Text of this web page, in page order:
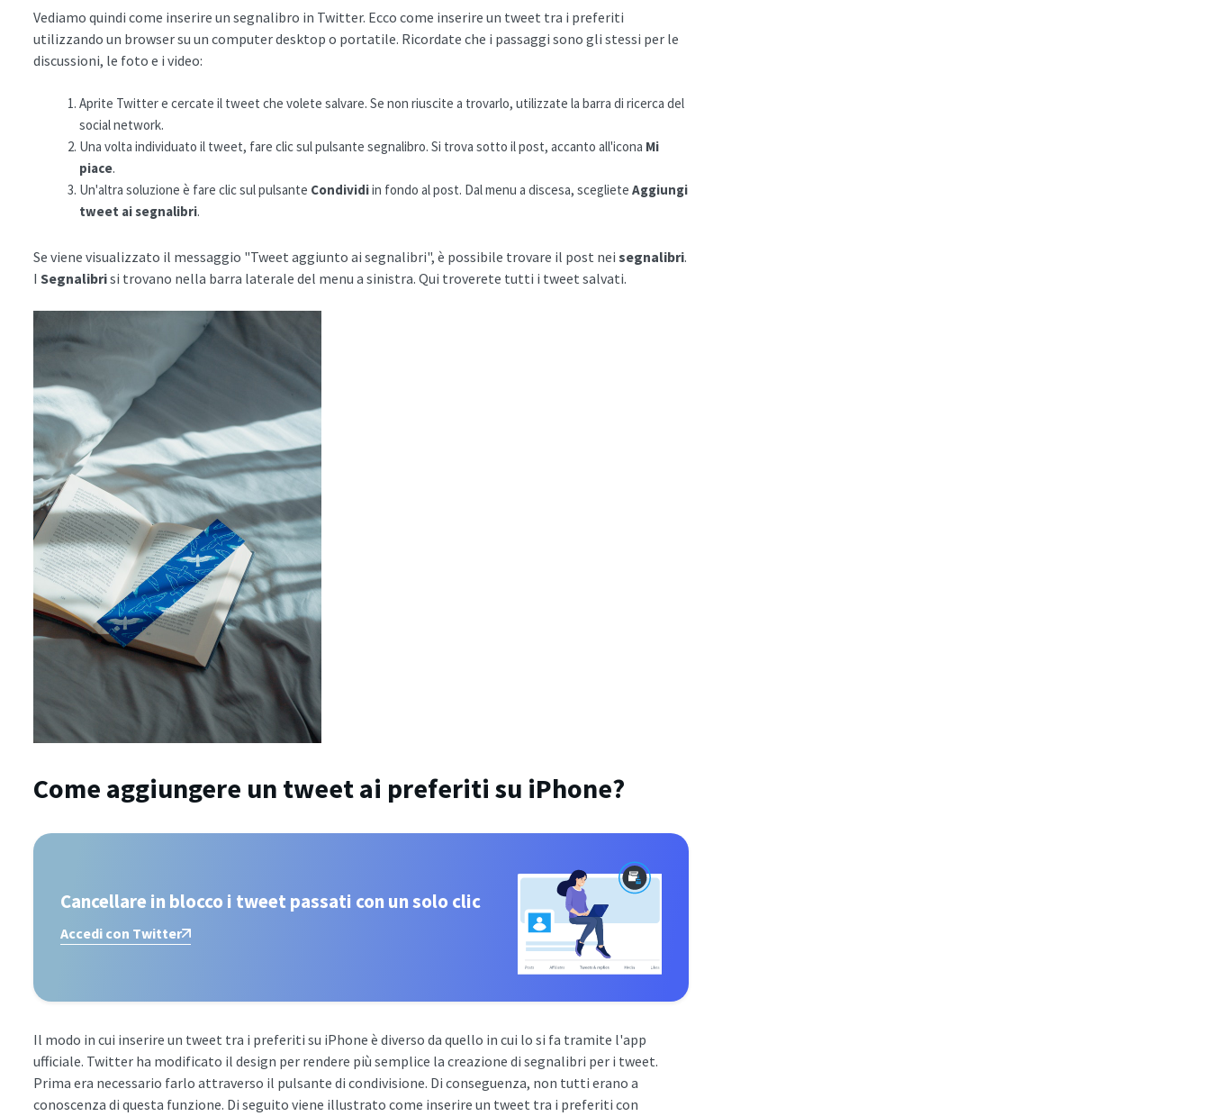
Vediamo quindi come inserire un segnalibro in Twitter. Ecco come inserire un tweet tra i preferiti
utilizzando un browser su un computer desktop o portatile. Ricordate che i passaggi sono gli stessi per le
discussioni, le foto e i video:
Aprite Twitter e cercate il tweet che volete salvare. Se non riuscite a trovarlo, utilizzate la barra di ricerca del
social network.
Una volta individuato il tweet, fare clic sul pulsante segnalibro. Si trova sotto il post, accanto all'icona Mi
piace.
Un'altra soluzione è fare clic sul pulsante Condividiin fondo al post. Dal menu a discesa, scegliete Aggiungi
tweet ai segnalibri.
Se viene visualizzato il messaggio "Tweet aggiunto ai segnalibri", è possibile trovare il post nei segnalibri.
I Segnalibrisi trovano nella barra laterale del menu a sinistra. Qui troverete tutti i tweet salvati.
Come aggiungere un tweet ai preferiti su iPhone?
Cancellare in blocco i tweet passati con un solo clic
Accedi con Twitter
Il modo in cui inserire un tweet tra i preferiti su iPhone è diverso da quello in cui lo si fa tramite l'app
ufficiale. Twitter ha modificato il design per rendere più semplice la creazione di segnalibri per i tweet.
Prima era necessario farlo attraverso il pulsante di condivisione. Di conseguenza, non tutti erano a
conoscenza di questa funzione. Di seguito viene illustrato come inserire un tweet tra i preferiti con